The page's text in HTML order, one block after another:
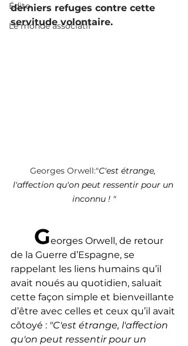
Édito
Le monde associatif
derniers refuges contre cette
servitude volontaire.
Georges Orwell:"C'est étrange,
l'affection qu'on peut ressentir pour un
inconnu ! "
Georges Orwell, de retour
de la Guerre d’Espagne, se
rappelant les liens humains qu’il
avait noués au quotidien, saluait
cette façon simple et bienveillante
d’être avec celles et ceux qu’il avait
côtoyé : "C'est étrange, l'affection
qu'on peut ressentir pour un